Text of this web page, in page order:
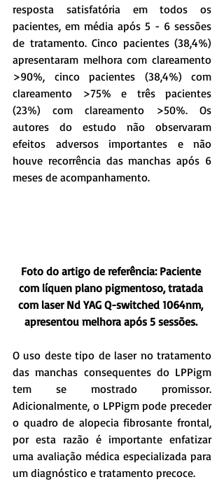
resposta satisfatória em todos os
pacientes, em média após 5 - 6 sessões
de tratamento. Cinco pacientes (38,4%)
apresentaram melhora com clareamento
>90%, cinco pacientes (38,4%) com
clareamento >75% e três pacientes
(23%) com clareamento >50%. Os
autores do estudo não observaram
efeitos adversos importantes e não
houve recorrência das manchas após 6
meses de acompanhamento.
Foto do artigo de referência: Paciente
com líquen plano pigmentoso, tratada
com laser Nd YAG Q-switched 1064nm,
apresentou melhora após 5 sessões.
O uso deste tipo de laser no tratamento
das manchas consequentes do LPPigm
tem se mostrado promissor.
Adicionalmente, o LPPigm pode preceder
o quadro de alopecia fibrosante frontal,
por esta razão é importante enfatizar
uma avaliação médica especializada para
um diagnóstico e tratamento precoce.